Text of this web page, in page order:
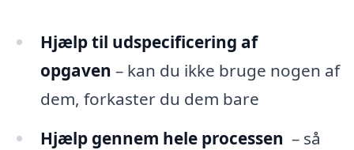
Hjælp til udspecificering af
opgaven – kan du ikke bruge nogen af
dem, forkaster du dem bare
Hjælp gennem hele processen – så